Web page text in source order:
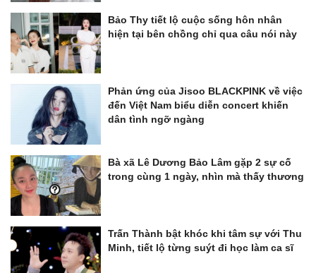
Bảo Thy tiết lộ cuộc sống hôn nhân
hiện tại bên chồng chỉ qua câu nói này
Phản ứng của Jisoo BLACKPINK về việc
đến Việt Nam biểu diễn concert khiến
dân tình ngỡ ngàng
Bà xã Lê Dương Bảo Lâm gặp 2 sự cố
trong cùng 1 ngày, nhìn mà thấy thương
Trấn Thành bật khóc khi tâm sự với Thu
Minh, tiết lộ từng suýt đi học làm ca sĩ